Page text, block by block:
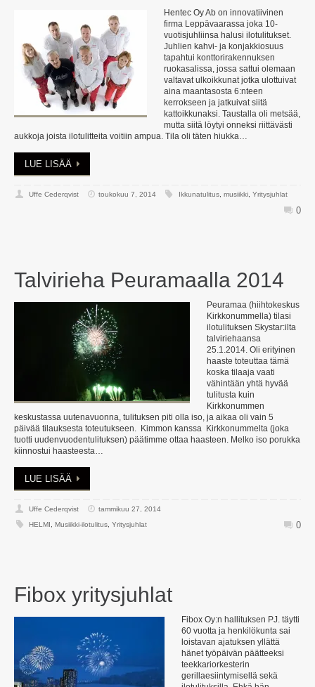
Hentec Oy Ab on innovatiivinen
firma Leppävaarassa joka 10-
vuotisjuhliinsa halusi ilotulitukset.
Juhlien kahvi- ja konjakkiosuus
tapahtui konttorirakennuksen
ruokasalissa, jossa sattui olemaan
valtavat ulkoikkunat jotka ulottuivat
aina maantasosta 6:nteen
kerrokseen ja jatkuivat siitä
kattoikkunaksi. Taustalla oli metsää,
mutta siitä löytyi onneksi riittävästi
aukkoja joista ilotulitteita voitiin ampua. Tila oli täten hiukka…
LUE LISÄÄ
Uffe Cederqvist toukokuu 7, 2014 Ikkunatulitus, musiikki, Yritysjuhlat
0
Talvirieha Peuramaalla 2014
Peuramaa (hiihtokeskus
Kirkkonummella) tilasi
ilotulituksen Skystar:ilta
talviriehaansa
25.1.2014. Oli erityinen
haaste toteuttaa tämä
koska tilaaja vaati
vähintään yhtä hyvää
tulitusta kuin
Kirkkonummen
keskustassa uutenavuonna, tulituksen piti olla iso, ja aikaa oli vain 5
päivää tilauksesta toteutukseen. Kimmon kanssa Kirkkonummelta (joka
tuotti uudenvuodentulituksen) päätimme ottaa haasteen. Melko iso porukka
kiinnostui haasteesta…
LUE LISÄÄ
Uffe Cederqvist
tammikuu 27, 2014
HELMI
,Musiikki-ilotulitus ,Yritysjuhlat 0
Fibox yritysjuhlat
Fibox Oy:n hallituksen PJ. täytti
60 vuotta ja henkilökunta sai
loistavan ajatuksen yllättä
hänet työpäivän päätteeksi
teekkariorkesterin
gerillaesiintymisellä sekä